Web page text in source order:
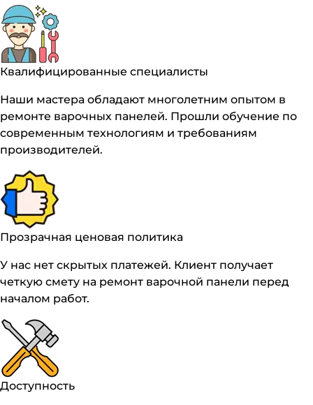
Квалифицированные специалисты
Наши мастера обладают многолетним опытом в
ремонте варочных панелей. Прошли обучение по
современным технологиям и требованиям
производителей.
Прозрачная ценовая политика
У нас нет скрытых платежей. Клиент получает
четкую смету на ремонт варочной панели перед
началом работ.
Доступность